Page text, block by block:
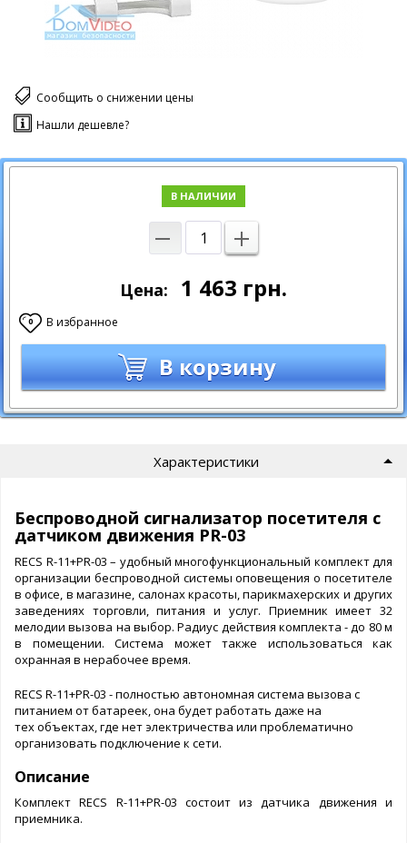
Сообщить о снижении цены
Нашли дешевле?
В НАЛИЧИИ
Цена: 1 463 грн.
0 В избранное
В корзину
Характеристики
Беспроводной сигнализатор посетителя с
датчиком движения PR-03
RECS R-11+PR-03 – удобный многофункциональный комплект для
организации беспроводной системы оповещения о посетителе
в офисе, в магазине, салонах красоты, парикмахерских и других
заведениях торговли, питания и услуг. Приемник имеет 32
мелодии вызова на выбор. Радиус действия комплекта - до 80 м
в помещении. Система может также использоваться как
охранная в нерабочее время.
RECS R-11+PR-03 - полностью автономная система вызова с
питанием от батареек, она будет работать даже на
тех объектах, где нет электричества или проблематично
организовать подключение к сети.
Описание
Комплект RECS R-11+PR-03 состоит из датчика движения и
приемника.